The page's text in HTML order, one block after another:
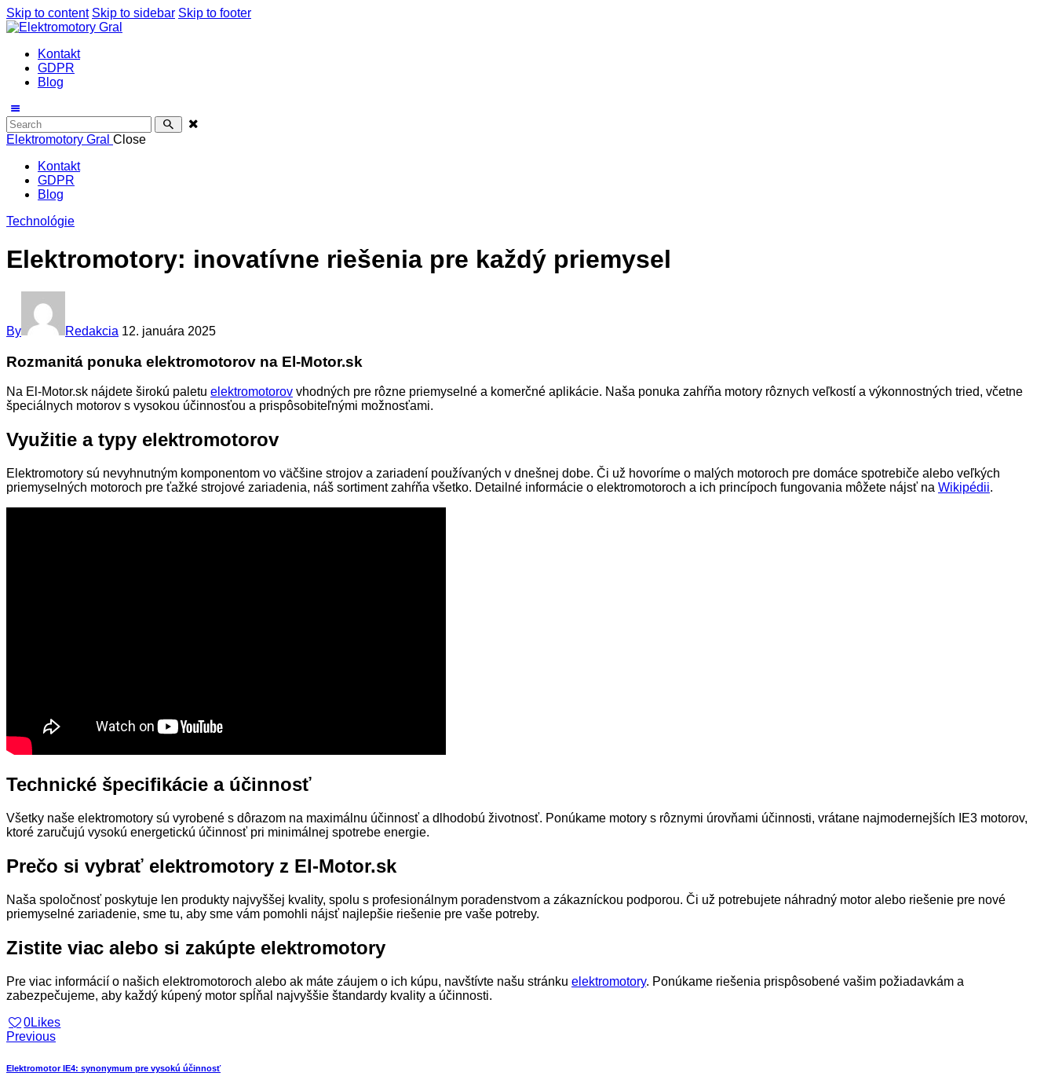
Skip to content Skip to sidebar Skip to footer
Kontakt
GDPR
Blog
Elektromotory Gral Close
Kontakt
GDPR
Blog
Technológie
Elektromotory: inovatívne riešenia pre každý priemysel
By Redakcia 12. januára 2025
Rozmanitá ponuka elektromotorov na El-Motor.sk
Na El-Motor.sk nájdete širokú paletu elektromotorov vhodných pre rôzne priemyselné a komerčné aplikácie. Naša ponuka zahŕňa motory rôznych veľkostí a výkonnostných tried, včetne
špeciálnych motorov s vysokou účinnosťou a prispôsobiteľnými možnosťami.
Využitie a typy elektromotorov
Elektromotory sú nevyhnutným komponentom vo väčšine strojov a zariadení používaných v dnešnej dobe. Či už hovoríme o malých motoroch pre domáce spotrebiče alebo veľkých
priemyselných motoroch pre ťažké strojové zariadenia, náš sortiment zahŕňa všetko. Detailné informácie o elektromotoroch a ich princípoch fungovania môžete nájsť na Wikipédii.
Technické špecifikácie a účinnosť
Všetky naše elektromotory sú vyrobené s dôrazom na maximálnu účinnosť a dlhodobú životnosť. Ponúkame motory s rôznymi úrovňami účinnosti, vrátane najmodernejších IE3 motorov,
ktoré zaručujú vysokú energetickú účinnosť pri minimálnej spotrebe energie.
Prečo si vybrať elektromotory z El-Motor.sk
Naša spoločnosť poskytuje len produkty najvyššej kvality, spolu s profesionálnym poradenstvom a zákazníckou podporou. Či už potrebujete náhradný motor alebo riešenie pre nové
priemyselné zariadenie, sme tu, aby sme vám pomohli nájsť najlepšie riešenie pre vaše potreby.
Zistite viac alebo si zakúpte elektromotory
Pre viac informácií o našich elektromotoroch alebo ak máte záujem o ich kúpu, navštívte našu stránku elektromotory. Ponúkame riešenia prispôsobené vašim požiadavkám a
zabezpečujeme, aby každý kúpený motor spĺňal najvyššie štandardy kvality a účinnosti.
0Likes
Navigácia
v
Previous
Elektromotor IE4: synonymum pre vysokú účinnosť